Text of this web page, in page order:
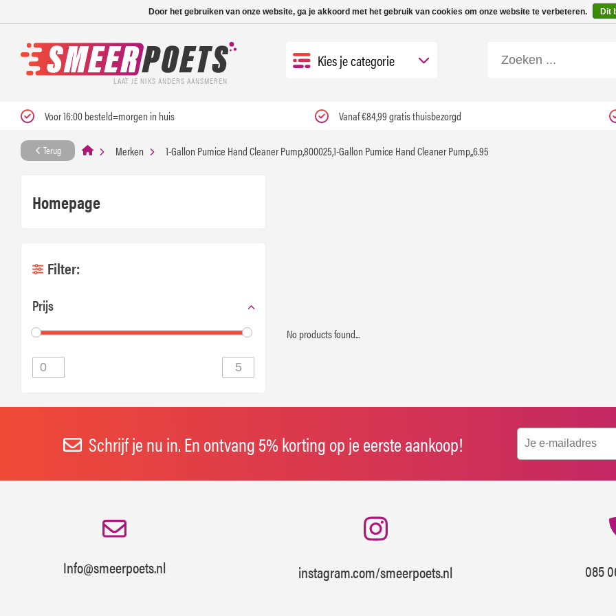
Nieuwe levertijd: 1 tot 3 werkdagen | Nu 25% korting op gehele assortiment Carfume met
LAAT JE NIKS ANDERS AANSMEREN
Kies je categorie
Voor 16:00 besteld=morgen in huis Vanaf €84,99 gratis thuisbezorgd
Terug Merken 1-Gallon Pumice Hand Cleaner Pump,800025,1-Gallon Pumice Hand Cleaner Pump,,6.95
Homepage
Filter:
Prijs
No products found...
Schrijf je nu in. En ontvang 5% korting op je eerste aankoop!
Info@smeerpoets.nl instagram.com/smeerpoets.nl 085
Door het gebruiken van onze website, ga je akkoord met het gebruik van cookies om onze website te verbeteren. Dit